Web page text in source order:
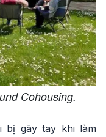
Cohousing.
bị gãy tay khi làm